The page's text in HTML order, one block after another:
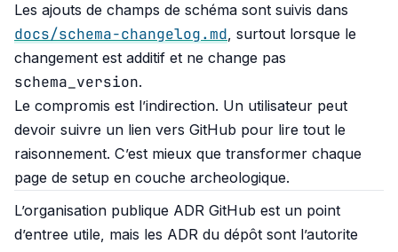
Les ajouts de champs de schéma sont suivis dans
docs/schema-changelog.md, surtout lorsque le
changement est additif et ne change pas
schema_version.
Le compromis est l’indirection. Un utilisateur peut
devoir suivre un lien vers GitHub pour lire tout le
raisonnement. C’est mieux que transformer chaque
page de setup en couche archeologique.
L’organisation publique ADR GitHub est un point
d’entree utile, mais les ADR du dépôt sont l’autorite